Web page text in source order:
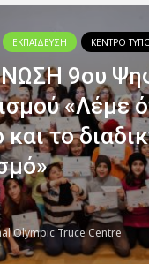
ΕΚΠΑΙΔΕΥΣΗ ΚΕΝΤΡΟ
9ου
«Λέμε
και το
Olympic Truce Centre